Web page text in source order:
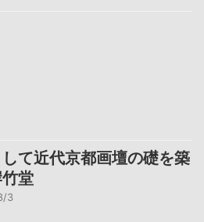
て近代京都画壇の礎を築
堂
3